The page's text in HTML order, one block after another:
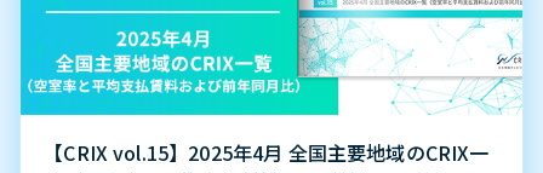
【CRIX vol.15】2025年4月 全国主要地域のCRIX一